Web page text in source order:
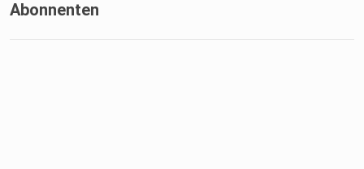
Abonnenten